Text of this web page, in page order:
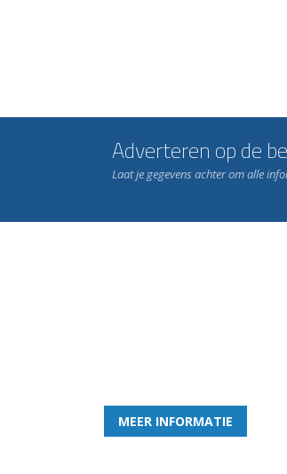
Adverteren op de
Laat je gegevens achter om alle
MEER INFORMATIE